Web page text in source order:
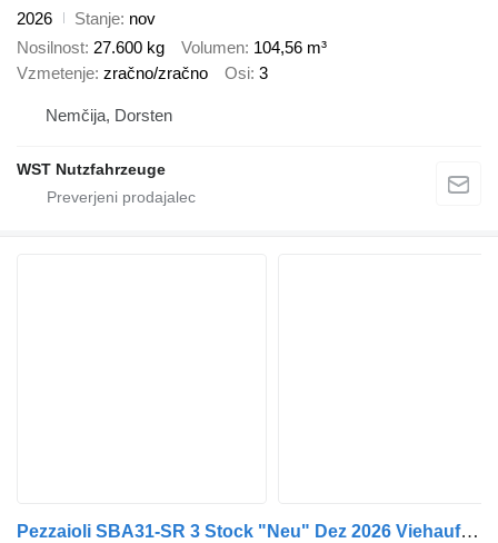
2026
Stanje nov
Nosilnost 27.600 kg Volumen 104,56 m³
Vzmetenje zračno/zračno Osi 3
Nemčija, Dorsten
WST Nutzfahrzeuge
Pezzaioli SBA31-SR 3 Stock "Neu" Dez 2026 Viehauflieger